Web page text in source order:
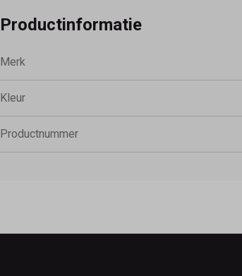
Productinformatie
Merk
Kleur
Productnummer